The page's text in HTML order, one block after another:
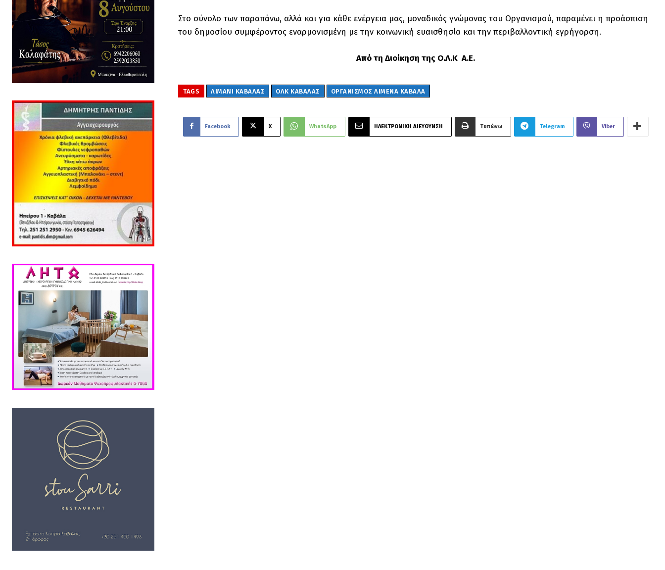
Στο σύνολο των παραπάνω, αλλά και για κάθε ενέργεια μας, μοναδικός γνώμονας του Οργανισμού, παραμένει η προάσπιση
του δημοσίου συμφέροντος εναρμονισμένη με την κοινωνική ευαισθησία και την περιβαλλοντική εγρήγορση.
Από τη Διοίκηση της Ο.Λ.Κ Α.Ε.
TAGS ΛΙΜΑΝΙ ΚΑΒΑΛΑΣ ΟΛΚ ΚΑΒΑΛΑΣ ΟΡΓΑΝΙΣΜΟΣ ΛΙΜΕΝΑ ΚΑΒΑΛΑ
Facebook X WhatsApp ΗΛΕΚΤΡΟΝΙΚΗ ΔΙΕΥΘΥΝΣΗ Τυπώνω Telegram Viber